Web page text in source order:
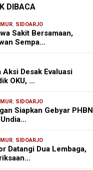
DIBACA
, SIDOARJO
Sakit Bersamaan,
Sempa…
Aksi Desak Evaluasi
OKU, …
, SIDOARJO
Siapkan Gebyar PHBN
, SIDOARJO
Datangi Dua Lembaga,